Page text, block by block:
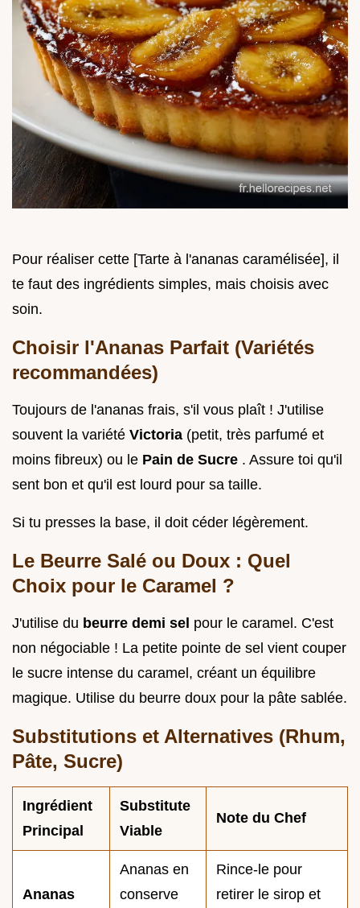
Pour réaliser cette [Tarte à l'ananas caramélisée], il
te faut des ingrédients simples, mais choisis avec
soin.
Choisir l'Ananas Parfait (Variétés
recommandées)
Toujours de l'ananas frais, s'il vous plaît ! J'utilise
souvent la variété Victoria (petit, très parfumé et
moins fibreux) ou le Pain de Sucre . Assure toi qu'il
sent bon et qu'il est lourd pour sa taille.
Si tu presses la base, il doit céder légèrement.
Le Beurre Salé ou Doux : Quel
Choix pour le Caramel ?
J'utilise du beurre demi sel pour le caramel. C'est
non négociable ! La petite pointe de sel vient couper
le sucre intense du caramel, créant un équilibre
magique. Utilise du beurre doux pour la pâte sablée.
Substitutions et Alternatives (Rhum,
Pâte, Sucre)
Ingrédient
Principal
Substitute
Viable
Note du Chef
Ananas
Ananas en
conserve
Rince-le pour
retirer le sirop et